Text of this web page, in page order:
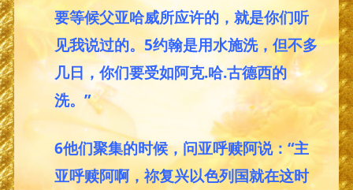
要等候父亚哈威所应许的，就是你们听
见我说过的。5约翰是用水施洗，但不多
几日，你们要受如阿克.哈.古德西的
洗。”
6他们聚集的时候，问亚呼赎阿说：“主
亚呼赎阿啊，祢复兴以色列国就在这时